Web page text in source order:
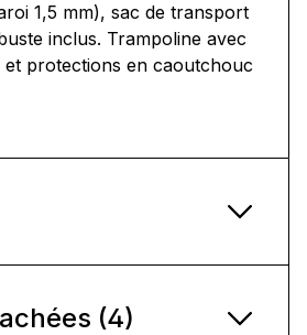
1,5 mm), sac de transport
inclus. Trampoline avec
et protections en caoutchouc
(4)